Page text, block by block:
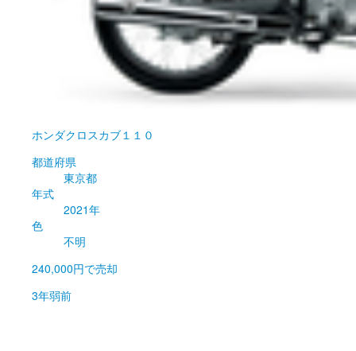
ホンダクロスカブ１１０
都道府県
東京都
年式
2021年
色
不明
240,000円で売却
3年弱前